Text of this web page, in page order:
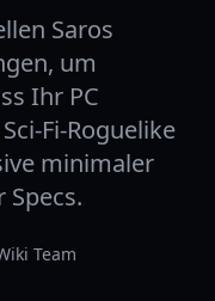
Saros
um
Ihr PC
Fi-Roguelike
minimaler
Team